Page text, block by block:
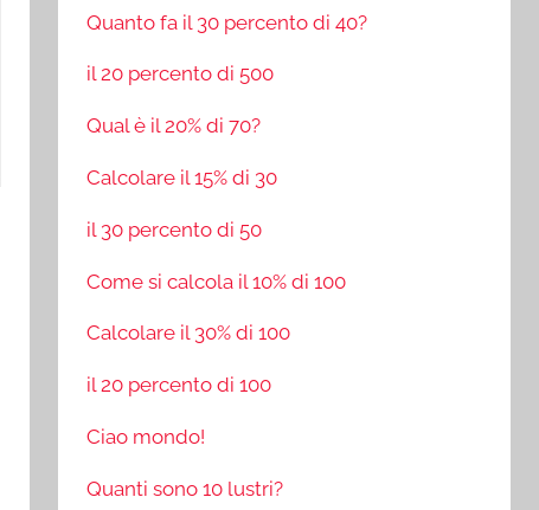
Quanto fa il 30 percento di 40?
il 20 percento di 500
Qual è il 20% di 70?
Calcolare il 15% di 30
il 30 percento di 50
Come si calcola il 10% di 100
Calcolare il 30% di 100
il 20 percento di 100
Ciao mondo!
Quanti sono 10 lustri?